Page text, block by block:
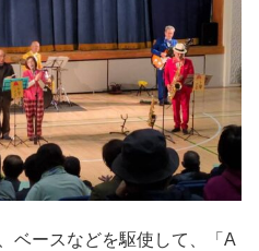
ベースなどを駆使して、「A